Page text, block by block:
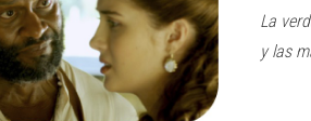
La
y las